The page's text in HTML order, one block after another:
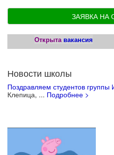
ЗАЯВКА НА
Открыта вакансия
Новости школы
Поздравляем студентов
Клепица, ... Подробнее >